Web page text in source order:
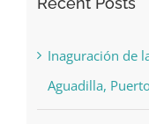
Inaguración de
Aguadilla,